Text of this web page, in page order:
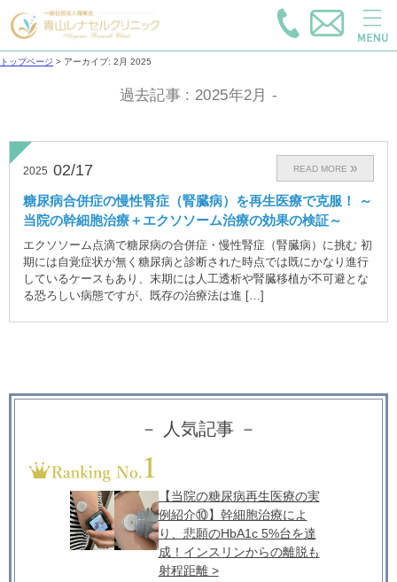
トップページ > アーカイブ: 2月 2025
過去記事 : 2025年2月 -
2025 02/17
糖尿病合併症の慢性腎症（腎臓病）を再生医療で克服！ ～
当院の幹細胞治療＋エクソソーム治療の効果の検証～
エクソソーム点滴で糖尿病の合併症・慢性腎症（腎臓病）に挑む 初
期には自覚症状が無く糖尿病と診断された時点では既にかなり進行
しているケースもあり、末期には人工透析や腎臓移植が不可避とな
る恐ろしい病態ですが、既存の治療法は進 […]
READ MORE
－ 人気記事 －
【当院の糖尿病再生医療の実
例紹介⑩】幹細胞治療によ
り、悲願のHbA1c 5%台を達
成！インスリンからの離脱も
射程距離 >